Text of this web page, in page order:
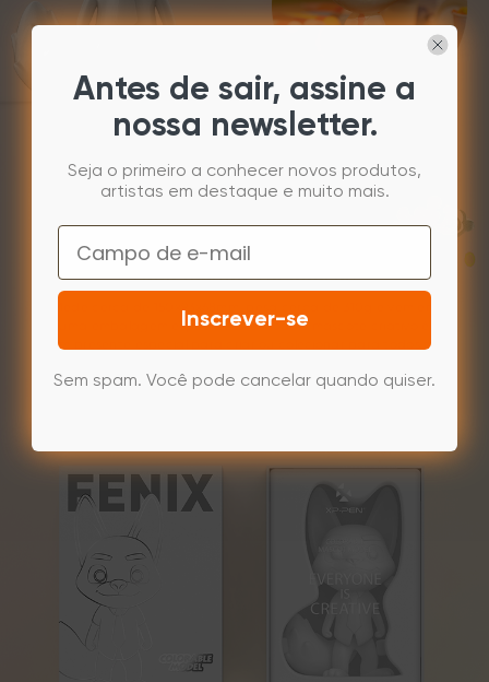
Um presente especial que
todo mundo vai adorar.
Mede cerca de 150x93x68mm, pesa cerca de 310g e vem em
uma embalagem especial. Este modelo mascote criativo é
um presente especial para criar ou colecionar para todos os
Antes de sair, assine a
nossa newsletter.
Seja o primeiro a conhecer novos produtos,
artistas em destaque e muito mais.
Email
Inscrever-se
Sem spam. Você pode cancelar quando quiser.